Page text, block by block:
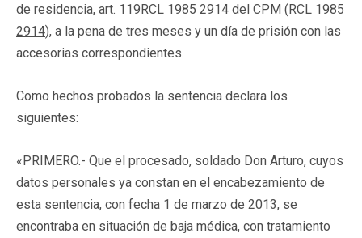
de residencia, art. 119RCL 1985 2914 del CPM (RCL 1985
2914), a la pena de tres meses y un día de prisión con las
accesorias correspondientes.
Como hechos probados la sentencia declara los
siguientes:
«PRIMERO.- Que el procesado, soldado Don Arturo, cuyos
datos personales ya constan en el encabezamiento de
esta sentencia, con fecha 1 de marzo de 2013, se
encontraba en situación de baja médica, con tratamiento